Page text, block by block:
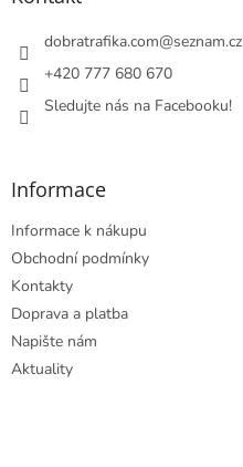
dobratrafika.com@seznam.cz
+420 777 680 670
Sledujte nás na Facebooku!
Informace
Informace k nákupu
Obchodní podmínky
Kontakty
Doprava a platba
Napište nám
Aktuality